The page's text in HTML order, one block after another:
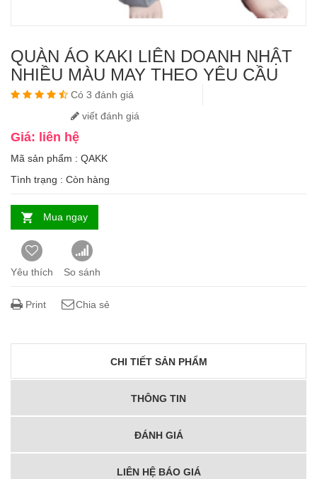
QUÀN ÁO KAKI LIÊN DOANH NHẬT
NHIỀU MÀU MAY THEO YÊU CẦU
Có 3 đánh giá
viết đánh giá
Giá: liên hệ
Mã sản phẩm : QAKK
Tình trạng : Còn hàng
Mua ngay
Yêu thích So sánh
Print Chia sẻ
CHI TIẾT SẢN PHẨM
THÔNG TIN
ĐÁNH GIÁ
LIÊN HỆ BÁO GIÁ